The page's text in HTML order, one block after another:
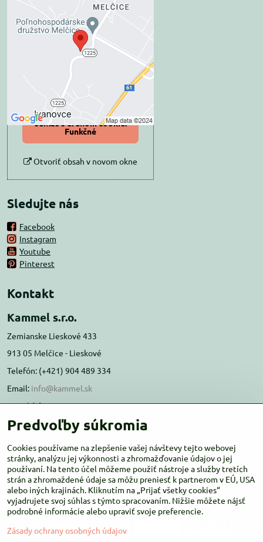
Externý obsah je
blokovaný Voľbami
súkromia
Prajete si načítať externý obsah?
Povoliť tentokrát
Povoliť a zapamätať -
súhlas s druhom cookie:
Funkčné
Otvoriť obsah v novom okne
Sledujte nás
Facebook
Instagram
Youtube
Pinterest
Kontakt
Kammel s.r.o.
Zemianske Lieskové 433
913 05 Melčice - Lieskové
Telefón: (+421) 904 489 334
Email: info@kammel.sk
Prevádzka:
Administratívna budova PD Melčice
Otváracie hodiny:PO-ŠT 8:00 - 16:00
PIA-NE Zatvorené
Predvoľby súkromia
Cookies používame na zlepšenie vašej návštevy tejto webovej
stránky, analýzu jej výkonnosti a zhromažďovanie údajov o jej
používaní. Na tento účel môžeme použiť nástroje a služby tretích
strán a zhromaždené údaje sa môžu preniesť k partnerom v EÚ, USA
alebo iných krajinách. Kliknutím na „Prijať všetky cookies“
vyjadrujete svoj súhlas s týmto spracovaním. Nižšie môžete nájsť
podrobné informácie alebo upraviť svoje preferencie.
Zásady ochrany osobných údajov